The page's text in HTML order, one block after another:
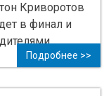
Криворотов
в финал и
Подробнее >>